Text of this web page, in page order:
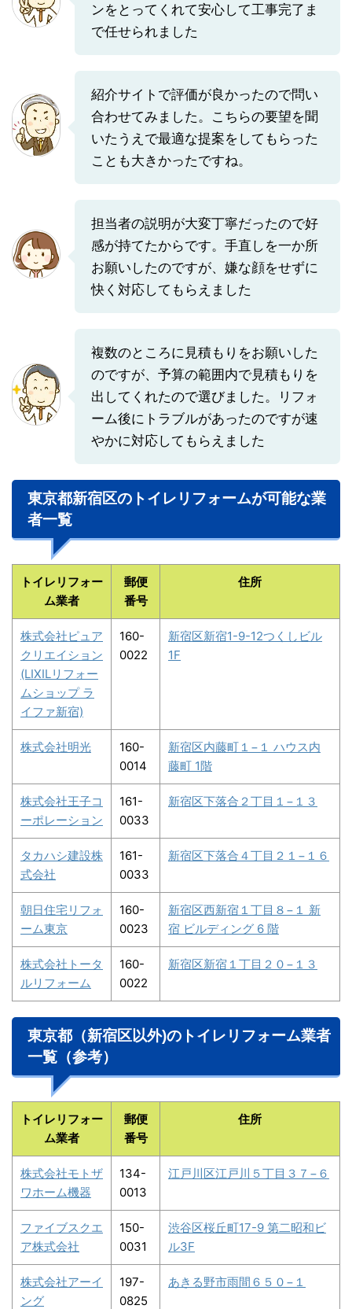
ンをとってくれて安心して工事完了ま
で任せられました
紹介サイトで評価が良かったので問い
合わせてみました。こちらの要望を聞
いたうえで最適な提案をしてもらった
ことも大きかったですね。
担当者の説明が大変丁寧だったので好
感が持てたからです。手直しを一か所
お願いしたのですが、嫌な顔をせずに
快く対応してもらえました
複数のところに見積もりをお願いした
のですが、予算の範囲内で見積もりを
出してくれたので選びました。リフォ
ーム後にトラブルがあったのですが速
やかに対応してもらえました
東京都新宿区のトイレリフォームが可能な業
者一覧
トイレリフォー
ム業者
郵便
番号
住所
株式会社ピュア
クリエイション
(LIXILリフォー
ムショップ ラ
イファ新宿)
160-
0022
新宿区新宿1-9-12つくしビル
1F
株式会社明光
160-
0014
新宿区内藤町１−１ ハウス内
藤町 1階
株式会社王子コ
ーポレーション
161-
0033
新宿区下落合２丁目１−１３
タカハシ建設株
式会社
161-
0033
新宿区下落合４丁目２１−１６
朝日住宅リフォ
ーム東京
160-
0023
新宿区西新宿１丁目８−１ 新
宿 ビルディング 6 階
株式会社トータ
ルリフォーム
160-
0022
新宿区新宿１丁目２０−１３
東京都（新宿区以外)のトイレリフォーム業者
一覧（参考）
トイレリフォー
ム業者
郵便
番号
住所
株式会社モトザ
ワホーム機器
134-
0013
江戸川区江戸川５丁目３７−６
ファイブスクエ
ア株式会社
150-
0031
渋谷区桜丘町17-9 第二昭和ビ
ル3F
株式会社アーイ
ング
197-
0825
あきる野市雨間６５０−１